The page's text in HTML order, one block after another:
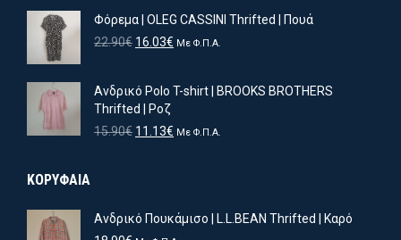
was:
11.90€.
τιμή
είναι:
Φόρεμα | OLEG CASSINI Thrifted | Πουά
22.90€ Original
22.90€.
16.03€ Η
είναι:
Με Φ.Π.Α.
Ανδρικό Polo T-shirt | BROOKS BROTHERS
Thrifted | Ροζ
15.90€ Original
11.13€ ΗΜε Φ.Π.Α.
ΚΟΡΥΦΑΙΑ
Ανδρικό Πουκάμισο | L.L.BEAN Thrifted | Καρό